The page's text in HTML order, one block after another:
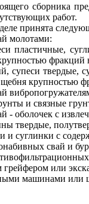
сборника
работ.
принята
молотами:
пластичные,
фракций
супеси
крупностью
и связные
- оболочек с
твердые,
и суглинки с
свай и
или
машинами или